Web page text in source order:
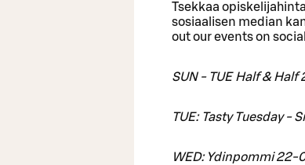
Tsekkaa
sosiaalisen median
out our events on
SUN - TUE Half &
TUE: Tasty Tuesday -
WED: Ydinpommi 22-